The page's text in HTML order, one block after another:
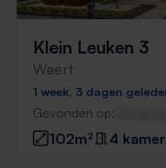
Klein Leuken 3
Weert
1 week, 3 dagen
Gevonden op:
102m² 4